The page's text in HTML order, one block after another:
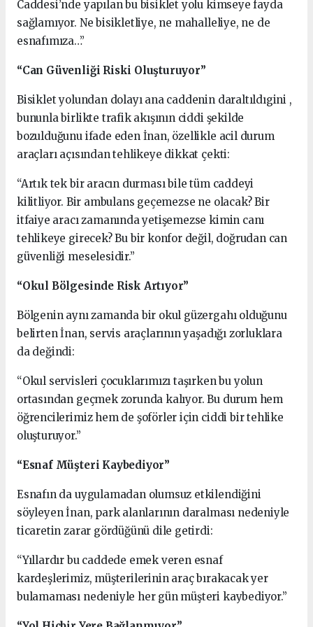
Caddesi’nde yapılan bu bisiklet yolu kimseye fayda
sağlamıyor. Ne bisikletliye, ne mahalleliye, ne de
esnafımıza…”
“Can Güvenliği Riski Oluşturuyor”
Bisiklet yolundan dolayı ana caddenin daraltıldıgini ,
bununla birlikte trafik akışının ciddi şekilde
bozulduğunu ifade eden İnan, özellikle acil durum
araçları açısından tehlikeye dikkat çekti:
“Artık tek bir aracın durması bile tüm caddeyi
kilitliyor. Bir ambulans geçemezse ne olacak? Bir
itfaiye aracı zamanında yetişemezse kimin canı
tehlikeye girecek? Bu bir konfor değil, doğrudan can
güvenliği meselesidir.”
“Okul Bölgesinde Risk Artıyor”
Bölgenin aynı zamanda bir okul güzergahı olduğunu
belirten İnan, servis araçlarının yaşadığı zorluklara
da değindi:
“Okul servisleri çocuklarımızı taşırken bu yolun
ortasından geçmek zorunda kalıyor. Bu durum hem
öğrencilerimiz hem de şoförler için ciddi bir tehlike
oluşturuyor.”
“Esnaf Müşteri Kaybediyor”
Esnafın da uygulamadan olumsuz etkilendiğini
söyleyen İnan, park alanlarının daralması nedeniyle
ticaretin zarar gördüğünü dile getirdi:
“Yıllardır bu caddede emek veren esnaf
kardeşlerimiz, müşterilerinin araç bırakacak yer
bulamaması nedeniyle her gün müşteri kaybediyor.”